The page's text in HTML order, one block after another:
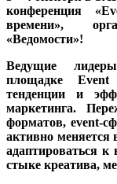
конференция
времени»,
«Ведомости»!
Ведущие
площадкеEvent
тенденции и
маркетинга.
форматов, event-
активно меняется
адаптироваться к
стыке креатива,